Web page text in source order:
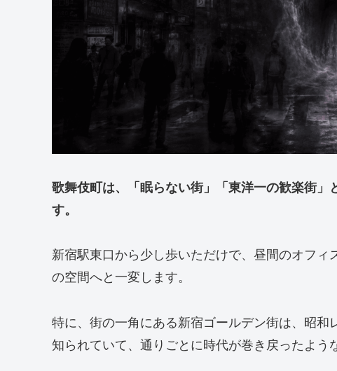
歌舞伎町は、「眠らない街」「東洋一の歓楽街
す。
新宿駅東口から少し歩いただけで、昼間のオフ
の空間へと一変します。
特に、街の一角にある新宿ゴールデン街は、昭
知られていて、通りごとに時代が巻き戻ったよう